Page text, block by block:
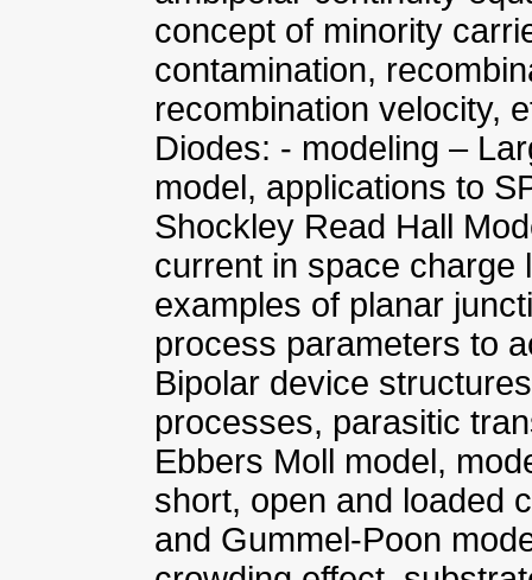
concept of minority
contamination,
recombination velocity,
Diodes: - modeling –
model, applications to
Shockley Read Hall
current in space charge
examples of planar
process parameters to
Bipolar device
processes, parasitic
Ebbers Moll model,
short, open and loaded
and Gummel-Poon